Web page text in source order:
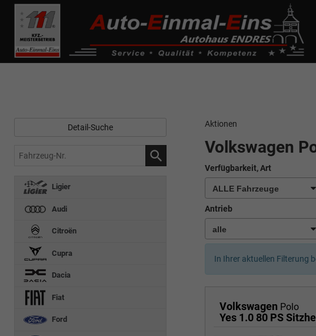
------------ Host Name : selector1._domainkey Points to address or value: selector1-
de0k._domainkey.autoeinmaleins.onmicrosoft.com
Aktionen
Volkswagen
Verfügbarkeit, Art
Antrieb
In Ihrer aktuellen Filterung
Volkswagen Polo
Detail-Suche
Fahrzeug-
Ligier
Audi
Citroën
Cupra
Dacia
Fiat
Ford